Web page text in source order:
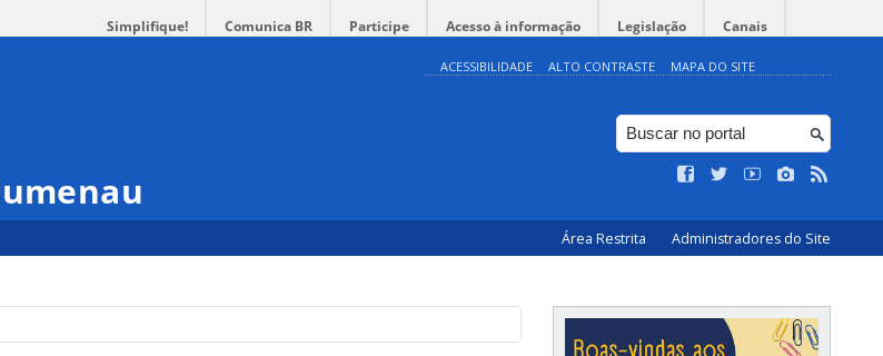
Simplifique! Comunica BR Participe Acesso à informação Legislação Canais
ACESSIBILIDADE ALTO CONTRASTE MAPA DO SITE
Área Restrita Administradores do Site